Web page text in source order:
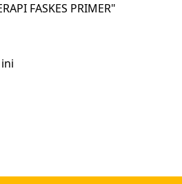
FASKES PRIMER"
ini